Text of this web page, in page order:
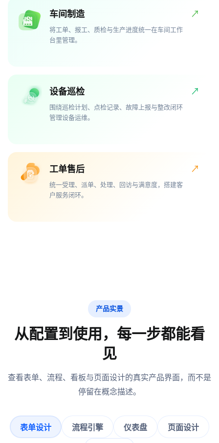
车间制造
将工单、报工、质检与生产进度统一在车间工作
台里管理。
↗
设备巡检
围绕巡检计划、点检记录、故障上报与整改闭环
管理设备运维。
↗
工单售后
统一受理、派单、处理、回访与满意度，搭建客
户服务闭环。
↗
产品实景
从配置到使用，每一步都能看
见
查看表单、流程、看板与页面设计的真实产品界面，而不是
停留在概念描述。
表单设计 流程引擎 仪表盘 页面设计